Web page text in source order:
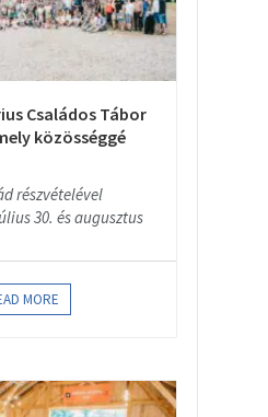
Családos Tábor
közösséggé
részvételével
30. és augusztus
MORE